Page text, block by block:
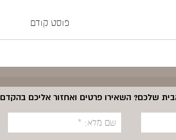
פוסט קודם
הבית שלכם? השאירו פרטים ואחזור אליכם בהקדם